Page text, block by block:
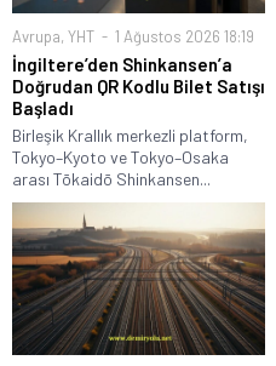
Avrupa, YHT 1 Ağustos 2026 18:19
İngiltere’den Shinkansen’a
Doğrudan QR Kodlu Bilet Satışı
Başladı
Birleşik Krallık merkezli platform,
Tokyo–Kyoto ve Tokyo–Osaka
arası Tōkaidō Shinkansen...